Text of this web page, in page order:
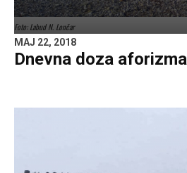
Foto: Labud N. Lončar
MAJ 22, 2018
Dnevna doza aforizma